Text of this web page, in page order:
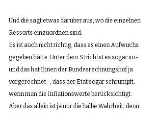
Und die sagt etwas darüber aus, wo die einzelnen
Ressorts einzuordnen sind.
Es ist auch nicht richtig, dass es einen Aufwuchs
gegeben hätte. Unter dem Strich ist es sogar so -
und das hat Ihnen der Bundesrechnungshof ja
vorgerechnet -, dass der Etat sogar schrumpft,
wenn man die Inflationswerte berücksichtigt.
Aber das allein ist ja nur die halbe Wahrheit; denn